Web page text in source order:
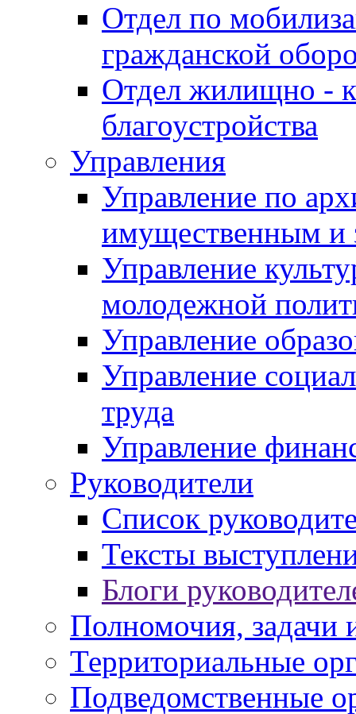
Отдел по
гражданской
Отдел жилищно -
благоустройства
Управления
Управление по
имущественным и
Управление
молодежной
Управление
Управление
труда
Управление
Руководители
Список
Тексты
Блоги
Полномочия, задачи
Территориальные
Подведомственные